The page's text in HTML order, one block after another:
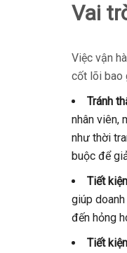
Vai
Việc vận
cốt lõi bao
Tránh
nhân viên,
như thời
buộc để
Tiết
giúp
đến hỏng
Tiết